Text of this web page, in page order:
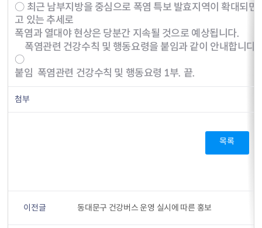
○ 최근 남부지방을 중심으로 폭염 특보 발효지역이 확대되면
고 있는 추세로
폭염과 열대야 현상은 당분간 지속될 것으로 예상됩니다.
○
폭염관련 건강수칙 및 행동요령을 붙임과 같이 안내합니다.
붙임 폭염관련 건강수칙 및 행동요령 1부. 끝.
첨부
목록
이전글 동대문구 건강버스 운영 실시에 따른 홍보